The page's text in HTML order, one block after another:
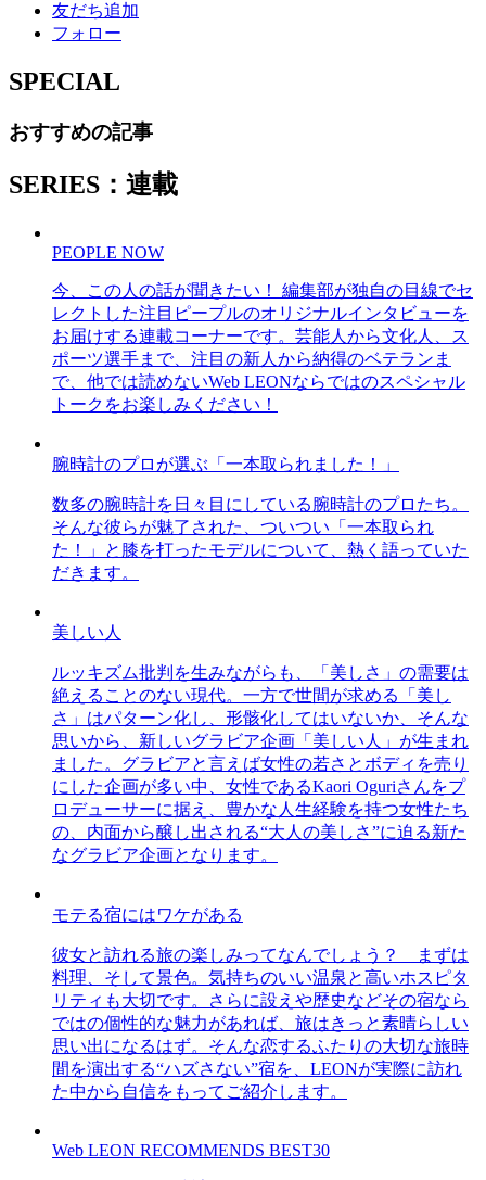
友だち追加
フォロー
SPECIAL
おすすめの記事
SERIES：連載
PEOPLE NOW
今、この人の話が聞きたい！ 編集部が独自の目線でセ
レクトした注目ピープルのオリジナルインタビューを
お届けする連載コーナーです。芸能人から文化人、ス
ポーツ選手まで、注目の新人から納得のベテランま
で、他では読めないWeb LEONならではのスペシャル
トークをお楽しみください！
腕時計のプロが選ぶ「一本取られました！」
数多の腕時計を日々目にしている腕時計のプロたち。
そんな彼らが魅了された、ついつい「一本取られ
た！」と膝を打ったモデルについて、熱く語っていた
だきます。
美しい人
ルッキズム批判を生みながらも、「美しさ」の需要は
絶えることのない現代。一方で世間が求める「美し
さ」はパターン化し、形骸化してはいないか、そんな
思いから、新しいグラビア企画「美しい人」が生まれ
ました。グラビアと言えば女性の若さとボディを売り
にした企画が多い中、女性であるKaori Oguriさんをプ
ロデューサーに据え、豊かな人生経験を持つ女性たち
の、内面から醸し出される“大人の美しさ”に迫る新た
なグラビア企画となります。
モテる宿にはワケがある
彼女と訪れる旅の楽しみってなんでしょう？ まずは
料理、そして景色。気持ちのいい温泉と高いホスピタ
リティも大切です。さらに設えや歴史などその宿なら
ではの個性的な魅力があれば、旅はきっと素晴らしい
思い出になるはず。そんな恋するふたりの大切な旅時
間を演出する“ハズさない”宿を、LEONが実際に訪れ
た中から自信をもってご紹介します。
Web LEON RECOMMENDS BEST30